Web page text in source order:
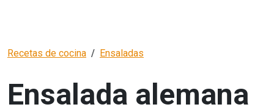
Recetas de cocina Ensaladas
Ensalada alemana